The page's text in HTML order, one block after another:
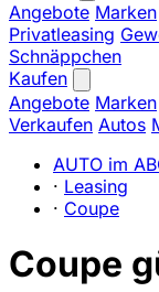
Angebote Marken
Privatleasing
Schnäppchen
Kaufen
Angebote Marken
Verkaufen Autos
AUTO im
· Leasing
· Coupe
Coupe